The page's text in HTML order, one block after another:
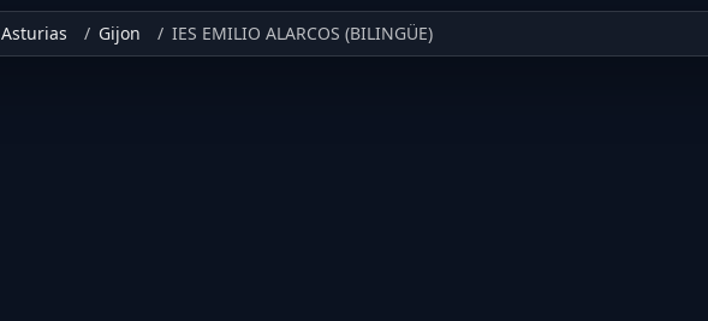
Asturias Gijon IES EMILIO ALARCOS (BILINGÜE)